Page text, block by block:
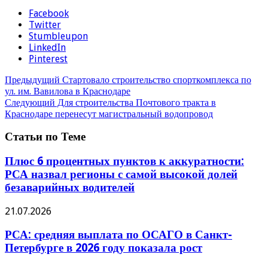
Facebook
Twitter
Stumbleupon
LinkedIn
Pinterest
Предыдущий Стартовало строительство спорткомплекса по
ул. им. Вавилова в Краснодаре
Следующий Для строительства Почтового тракта в
Краснодаре перенесут магистральный водопровод
Статьи по Теме
Плюс 6 процентных пунктов к аккуратности:
РСА назвал регионы с самой высокой долей
безаварийных водителей
21.07.2026
РСА: средняя выплата по ОСАГО в Санкт-
Петербурге в 2026 году показала рост